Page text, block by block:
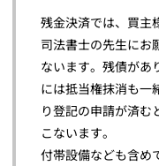
残金決済では、買主
司法書士の先生にお
ないます。残債があ
には抵当権抹消も一
り登記の申請が済
こないます。
付帯設備なども含め